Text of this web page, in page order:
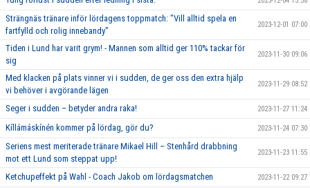
Strängnäs tränare inför lördagens toppmatch: "Vill alltid spela en
fartfylld och rolig innebandy"
2023-12-01 07:00
Tiden i Lund har varit grym! - Mannen som alltid ger 110% tackar för
sig
2023-11-30 09:06
Med klacken på plats vinner vi i sudden, de ger oss den extra hjälp
vi behöver i avgörande lägen
2023-11-29 08:52
Seger i sudden – betyder andra raka! 2023-11-27 11:24
Kíllámáskínén kommer på lördag, gör du? 2023-11-24 07:30
Seriens mest meriterade tränare Mikael Hill – Stenhård drabbning
mot ett Lund som steppat upp!
2023-11-23 11:55
Ketchupeffekt på Wahl - Coach Jakob om lördagsmatchen 2023-11-22 09:27